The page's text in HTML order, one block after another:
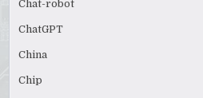
Chat-robot
ChatGPT
China
Chip